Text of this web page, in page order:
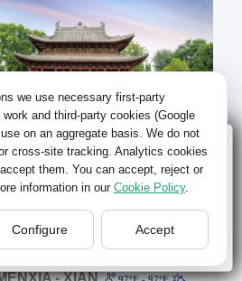
88ºF - 88ºF
Vacations, your in the
site of:
Vacaciones, está usted en el
internacional de:
change/cambiar
we use necessary first-party
and third-party cookies (Google
on an aggregate basis. We do not
cross-site tracking. Analytics cookies
them. You can accept, reject or
information in our Cookie Policy.
Configure Accept